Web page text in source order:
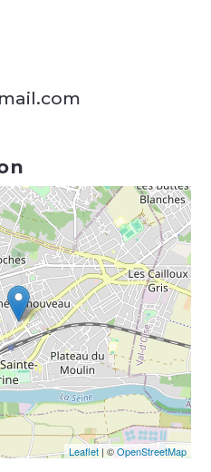
Leaflet| ©OpenStreetMap